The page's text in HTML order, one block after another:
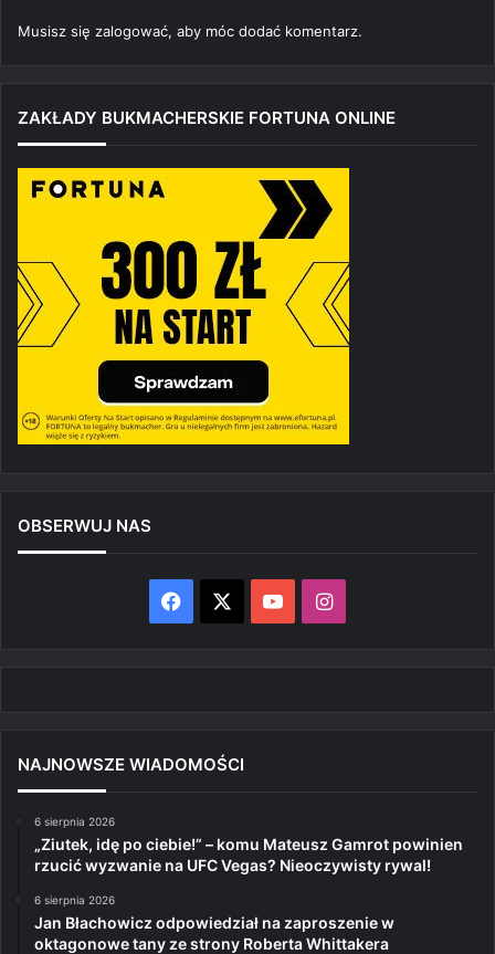
Musisz się zalogować, aby móc dodać komentarz.
ZAKŁADY BUKMACHERSKIE FORTUNA ONLINE
OBSERWUJ NAS
Facebook YouTubeInstagram
NAJNOWSZE WIADOMOŚCI
6 sierpnia 2026
„Ziutek, idę po ciebie!” – komu Mateusz Gamrot powinien
rzucić wyzwanie na UFC Vegas? Nieoczywisty rywal!
6 sierpnia 2026
Jan Błachowicz odpowiedział na zaproszenie w
oktagonowe tany ze strony Roberta Whittakera